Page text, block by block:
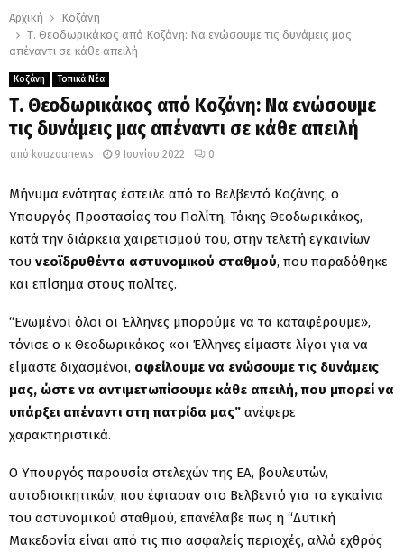
Αρχική
Κοζάνη
Τ. Θεοδωρικάκος από Κοζάνη: Να ενώσουμε τις δυνάμεις μας
απέναντι σε κάθε απειλή
Κοζάνη Τοπικά Νέα
Τ. Θεοδωρικάκος από Κοζάνη: Να ενώσουμε
τις δυνάμεις μας απέναντι σε κάθε απειλή
από kouzounews 9 Ιουνίου 2022 0
Μήνυμα ενότητας έστειλε από το Βελβεντό Κοζάνης, ο
Υπουργός Προστασίας του Πολίτη, Τάκης Θεοδωρικάκος,
κατά την διάρκεια χαιρετισμού του, στην τελετή εγκαινίων
του νεοϊδρυθέντα αστυνομικού σταθμού, που παραδόθηκε
και επίσημα στους πολίτες.
“Ενωμένοι όλοι οι Έλληνες μπορούμε να τα καταφέρουμε»,
τόνισε ο κ Θεοδωρικάκος «οι Έλληνες είμαστε λίγοι για να
είμαστε διχασμένοι, οφείλουμε να ενώσουμε τις δυνάμεις
μας, ώστε να αντιμετωπίσουμε κάθε απειλή, που μπορεί να
υπάρξει απέναντι στη πατρίδα μας” ανέφερε
χαρακτηριστικά.
Ο Υπουργός παρουσία στελεχών της ΕΑ, βουλευτών,
αυτοδιοικητικών, που έφτασαν στο Βελβεντό για τα εγκαίνια
του αστυνομικού σταθμού, επανέλαβε πως η “Δυτική
Μακεδονία είναι από τις πιο ασφαλείς περιοχές, αλλά εχθρός